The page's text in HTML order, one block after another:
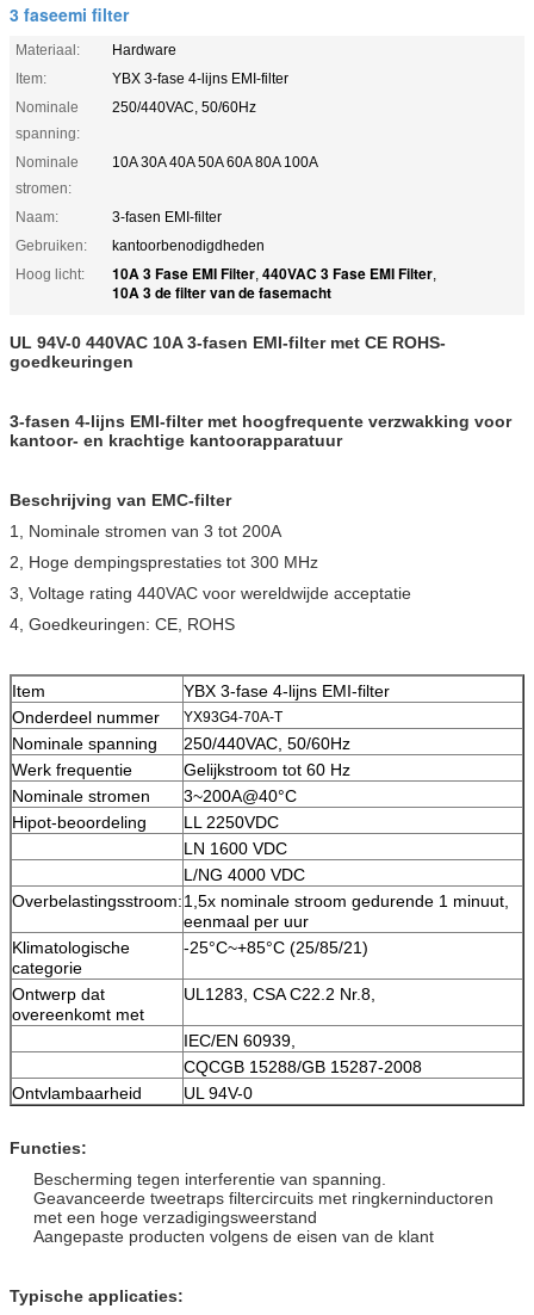
3 faseemi filter
Materiaal:
Hardware
Item:
YBX 3-fase 4-lijns EMI-filter
Nominale
spanning:
250/440VAC, 50/60Hz
Nominale
stromen:
10A 30A 40A 50A 60A 80A 100A
Naam:
3-fasen EMI-filter
Gebruiken:
kantoorbenodigdheden
Hoog licht:
10A 3 Fase EMI Filter, 440VAC 3 Fase EMI Filter,
10A 3 de filter van de fasemacht
UL 94V-0 440VAC 10A 3-fasen EMI-filter met CE ROHS-
goedkeuringen
3-fasen 4-lijns EMI-filter met hoogfrequente verzwakking voor
kantoor- en krachtige kantoorapparatuur
Beschrijving van EMC-filter
1, Nominale stromen van 3 tot 200A
2, Hoge dempingsprestaties tot 300 MHz
3, Voltage rating 440VAC voor wereldwijde acceptatie
4, Goedkeuringen: CE, ROHS
Item
YBX 3-fase 4-lijns EMI-filter
Onderdeel nummer
YX93G4-70A-T
Nominale spanning
250/440VAC, 50/60Hz
Werk frequentie
Gelijkstroom tot 60 Hz
Nominale stromen
3~200A@40°C
Hipot-beoordeling
LL 2250VDC
LN 1600 VDC
L/NG 4000 VDC
Overbelastingsstroom:1,5x nominale stroom gedurende 1 minuut,
eenmaal per uur
Klimatologische
categorie
-25°C~+85°C (25/85/21)
Ontwerp dat
overeenkomt met
UL1283, CSA C22.2 Nr.8,
IEC/EN 60939,
CQCGB 15288/GB 15287-2008
Ontvlambaarheid
UL 94V-0
Functies:
Bescherming tegen interferentie van spanning.
Geavanceerde tweetraps filtercircuits met ringkerninductoren
met een hoge verzadigingsweerstand
Aangepaste producten volgens de eisen van de klant
Typische applicaties: